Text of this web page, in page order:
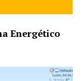
Energético